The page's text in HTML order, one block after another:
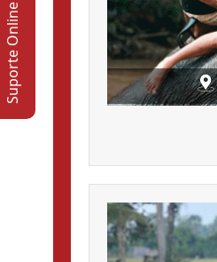
Suporte Online